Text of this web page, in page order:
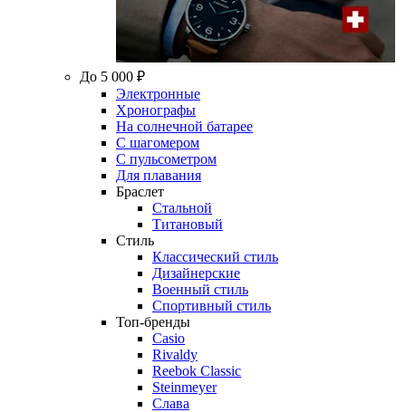
До 5 000 ₽
Электронные
Хронографы
На солнечной батарее
С шагомером
С пульсометром
Для плавания
Браслет
Стальной
Титановый
Стиль
Классический стиль
Дизайнерские
Военный стиль
Спортивный стиль
Топ-бренды
Casio
Rivaldy
Reebok Classic
Steinmeyer
Слава